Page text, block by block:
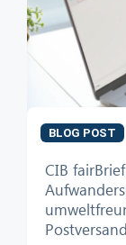
BLOG POST
CIB
Postversand